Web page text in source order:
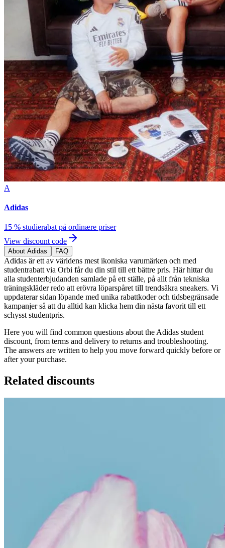
A
Adidas
15 % studierabat på ordinære priser
View discount code
About Adidas FAQ
Adidas är ett av världens mest ikoniska varumärken och med
studentrabatt via Orbi får du din stil till ett bättre pris. Här hittar du
alla studenterbjudanden samlade på ett ställe, på allt från tekniska
träningskläder redo att erövra löparspåret till trendsäkra sneakers. Vi
uppdaterar sidan löpande med unika rabattkoder och tidsbegränsade
kampanjer så att du alltid kan klicka hem din nästa favorit till ett
schysst studentpris.
Here you will find common questions about the Adidas student
discount, from terms and delivery to returns and troubleshooting.
The answers are written to help you move forward quickly before or
after your purchase.
Related discounts